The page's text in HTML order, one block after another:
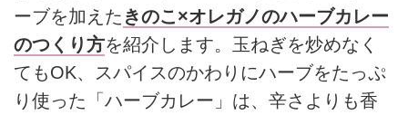
ーブを加えた きのこ×オレガノのハーブカレー
のつくり方を紹介します。玉ねぎを炒めなく
てもOK、スパイスのかわりにハーブをたっぷ
り使った「ハーブカレー」は、辛さよりも香